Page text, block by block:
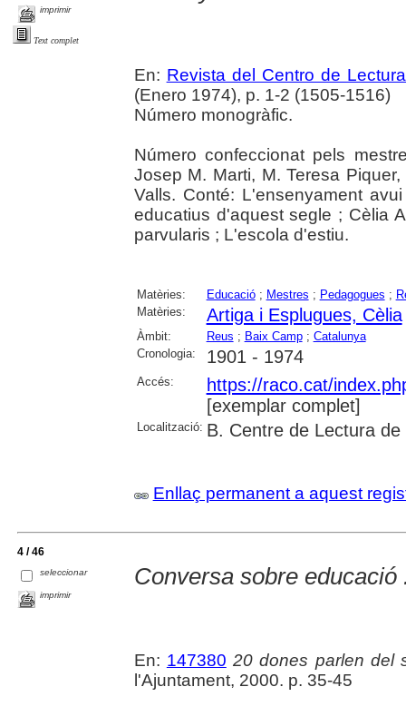
imprimir
Text complet
En: Revista del Centro de
(Enero 1974), p. 1-2 (1505-1516)
Número monogràfic.
Número confeccionat pels
Josep M. Marti, M. Teresa
Valls. Conté: L'ensenyament
educatius d'aquest segle ; Cèlia
parvularis ; L'escola d'estiu.
Matèries: Educació; Mestres ; Pedagogues ;
Matèries:
Artiga i Esplugues, Cèlia
Àmbit: Reus ; Baix Camp; Catalunya
Cronologia:
1901 - 1974
Accés:
https://raco.cat/
[exemplar complet]
Localització: B. Centre de Lectura de
Enllaç permanent a aquest
4 / 46
seleccionar
imprimir
Conversa sobre
En: 147380 20 dones parlen del
l'Ajuntament, 2000. p. 35-45